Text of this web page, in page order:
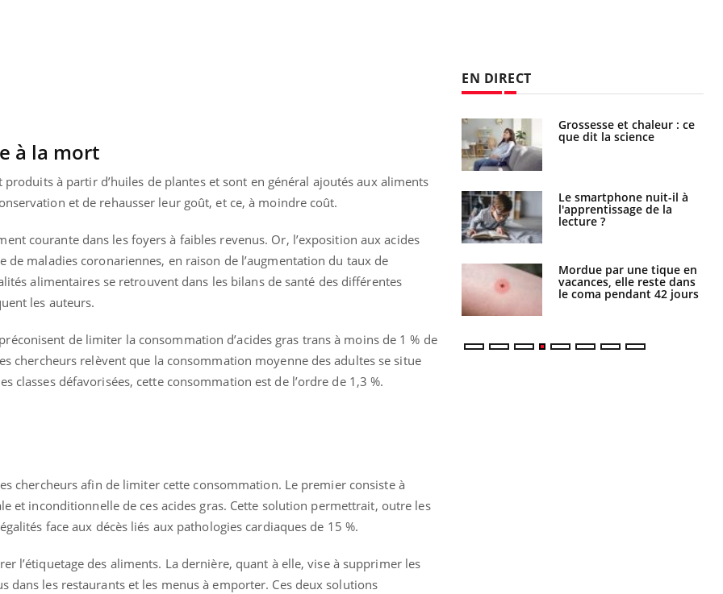
à la mort
à partir d’huiles de plantes et sont en général ajoutés aux aliments
et de rehausser leur goût, et ce, à moindre coût.
courante dans les foyers à faibles revenus. Or, l’exposition aux acides
de maladies coronariennes, en raison de l’augmentation du taux de
alimentaires se retrouvent dans les bilans de santé des différentes
les auteurs.
de limiter la consommation d’acides gras trans à moins de 1 % de
chercheurs relèvent que la consommation moyenne des adultes se situe
classes défavorisées, cette consommation est de l’ordre de 1,3 %.
chercheurs afin de limiter cette consommation. Le premier consiste à
et inconditionnelle de ces acides gras. Cette solution permettrait, outre les
face aux décès liés aux pathologies cardiaques de 15 %.
l’étiquetage des aliments. La dernière, quant à elle, vise à supprimer les
dans les restaurants et les menus à emporter. Ces deux solutions
EN DIRECT
VIH : la fin du comprimé
tous les jours se profile-t-
Pourquoi votre ventre
gâche-t-il les premiers
Le Viagra pourrait-il
freiner la propagation du
Pourquoi manger moins
de protéines pourrait
Grossesse et chaleur : ce
que dit la science
Le smartphone nuit-il à
l'apprentissage de la
lecture ?
Mordue par une tique en
vacances, elle reste dans
le coma pendant 42 jours